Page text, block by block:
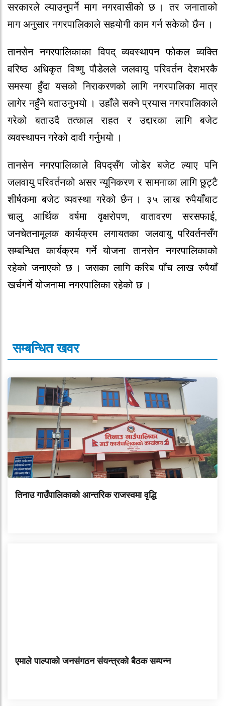
सरकारले ल्याउनुपर्ने माग नगरवासीको छ । तर जनाताको
माग अनुसार नगरपालिकाले सहयोगी काम गर्न सकेको छैन ।
तानसेन नगरपालिकाका विपद् व्यवस्थापन फोकल व्यक्ति
वरिष्ठ अधिकृत विष्णु पौडेलले जलवायु परिवर्तन देशभरकै
समस्या हुँदा यसको निराकरणको लागि नगरपालिका मात्र
लागेर नहुँने बताउनुभयो । उहाँले सक्ने प्रयास नगरपालिकाले
गरेको बताउदै तत्काल राहत र उद्दारका लागि बजेट
व्यवस्थापन गरेको दावी गर्नुभयो ।
तानसेन नगरपालिकाले विपद्सँग जोडेर बजेट ल्याए पनि
जलवायु परिवर्तनको असर न्यूनिकरण र सामनाका लागि छुट्टै
शीर्षकमा बजेट व्यवस्था गरेको छैन । ३५ लाख रुपैयाँबाट
चालु आर्थिक वर्षमा वृक्षरोपण, वातावरण सरसफाई,
जनचेतनामूलक कार्यक्रम लगायतका जलवायु परिवर्तनसँग
सम्बन्धित कार्यक्रम गर्ने योजना तानसेन नगरपालिकाको
रहेको जनाएको छ । जसका लागि करिब पाँच लाख रुपैयाँ
खर्चगर्ने योजनामा नगरपालिका रहेको छ ।
सम्बन्धित खवर
तिनाउ गाउँपालिकाको आन्तरिक राजस्वमा वृद्धि
एमाले पाल्पाको जनसंगठन संयन्त्रको बैठक सम्पन्न